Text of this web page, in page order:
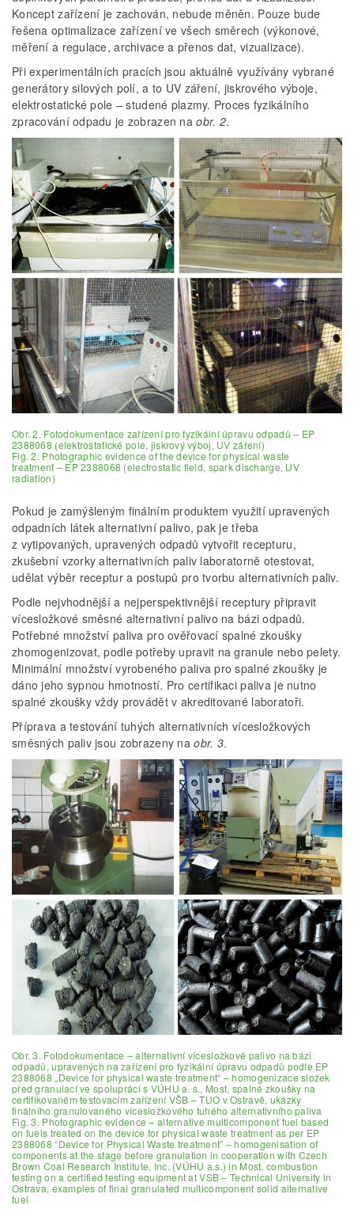
Koncept zařízení je zachován, nebude měněn. Pouze bude
řešena optimalizace zařízení ve všech směrech (výkonové,
měření a regulace, archivace a přenos dat, vizualizace).
Při experimentálních pracích jsou aktuálně využívány vybrané
generátory silových polí, a to UV záření, jiskrového výboje,
elektrostatické pole – studené plazmy. Proces fyzikálního
zpracování odpadu je zobrazen naobr. 2.
Obr. 2. Fotodokumentace zařízení pro fyzikální úpravu odpadů – EP
2388068 (elektrostatické pole, jiskrový výboj, UV záření)
Fig. 2. Photographic evidence of the device for physical waste
treatment – EP 2388068 (electrostatic field, spark discharge, UV
radiation)
Pokud je zamýšleným finálním produktem využití upravených
odpadních látek alternativní palivo, pak je třeba
z vytipovaných, upravených odpadů vytvořit recepturu,
zkušební vzorky alternativních paliv laboratorně otestovat,
udělat výběr receptur a postupů pro tvorbu alternativních paliv.
Podle nejvhodnější a nejperspektivnější receptury připravit
vícesložkové směsné alternativní palivo na bázi odpadů.
Potřebné množství paliva pro ověřovací spalné zkoušky
zhomogenizovat, podle potřeby upravit na granule nebo pelety.
Minimální množství vyrobeného paliva pro spalné zkoušky je
dáno jeho sypnou hmotností. Pro certifikaci paliva je nutno
spalné zkoušky vždy provádět v akreditované laboratoři.
Příprava a testování tuhých alternativních vícesložkových
směsných paliv jsou zobrazeny naobr. 3.
Obr. 3. Fotodokumentace – alternativní vícesložkové palivo na bázi
odpadů, upravených na zařízení pro fyzikální úpravu odpadů podle EP
2388068 „Device for physical waste treatment“ – homogenizace složek
před granulací ve spolupráci s VÚHU a. s., Most, spalné zkoušky na
certifikovaném testovacím zařízení VŠB – TUO v Ostravě, ukázky
finálního granulovaného vícesložkového tuhého alternativního paliva
Fig. 3. Photographic evidence – alternative multicomponent fuel based
on fuels treated on the device for physical waste treatment as per EP
2388068 “Device for Physical Waste treatment” – homogenisation of
components at the stage before granulation in cooperation with Czech
Brown Coal Research Institute, Inc. (VÚHU a.s.) in Most, combustion
testing on a certified testing equipment at VSB – Technical University in
Ostrava, examples of final granulated multicomponent solid alternative
fuel